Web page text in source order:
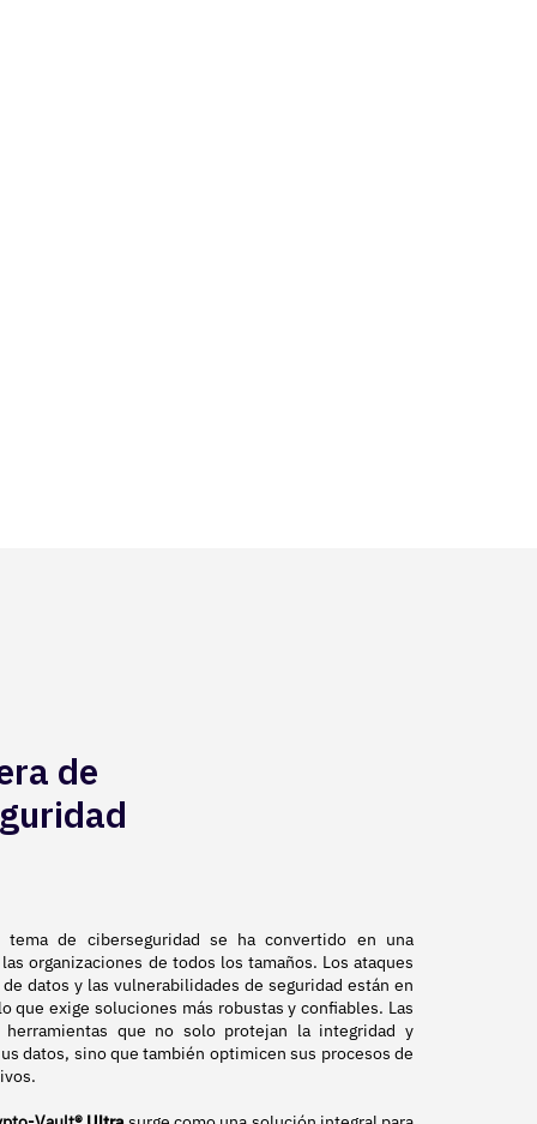
de
de ciberseguridad se ha convertido en una
organizaciones de todos los tamaños. Los ataques
datos y las vulnerabilidades de seguridad están en
que exige soluciones más robustas y confiables. Las
herramientas que no solo protejan la integridad y
datos, sino que también optimicen sus procesos de